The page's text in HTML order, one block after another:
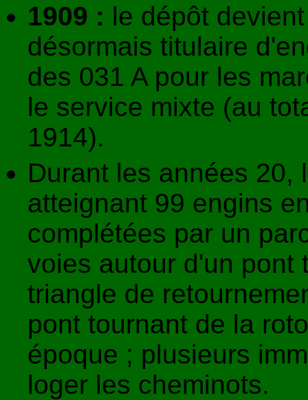
1909 : le dépôt
désormais titulaire
des 031 A pour les
le service mixte (au
1914).
Durant les années 20,
atteignant 99 engins
complétées par un
voies autour d'un pont
triangle de
pont tournant de la
époque ; plusieurs
loger les cheminots.